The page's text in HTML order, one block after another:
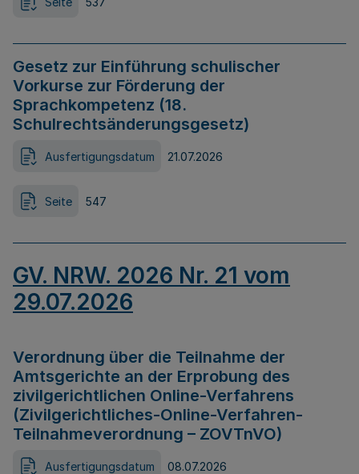
Gesetz zur Einführung schulischer
Vorkurse zur Förderung der
Sprachkompetenz (18.
Schulrechtsänderungsgesetz)
Ausfertigungsdatum 21.07.2026
Seite 547
GV. NRW. 2026 Nr. 21 vom
29.07.2026
Verordnung über die Teilnahme der
Amtsgerichte an der Erprobung des
zivilgerichtlichen Online-Verfahrens
(Zivilgerichtliches-Online-Verfahren-
Teilnahmeverordnung – ZOVTnVO)
Ausfertigungsdatum 08.07.2026